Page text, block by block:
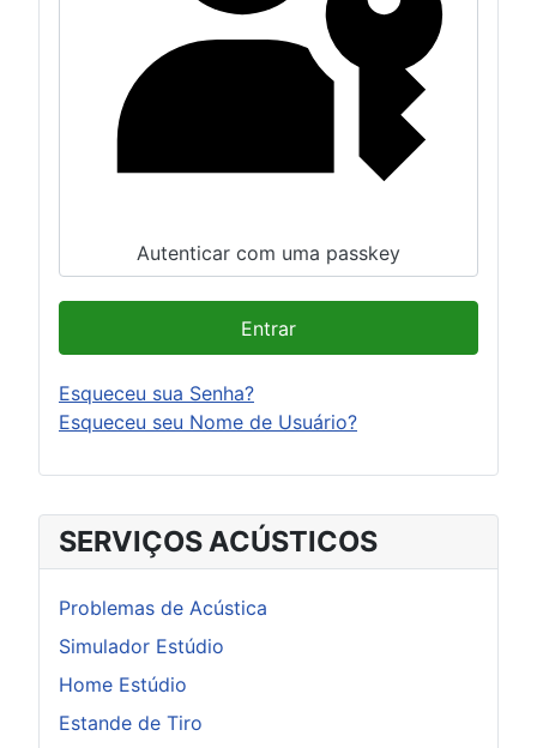
SERVIÇOS ACÚSTICOS
Problemas de Acústica
Simulador Estúdio
Home Estúdio
Estande de Tiro
Autenticar com uma passkey
Entrar
Esqueceu sua Senha?
Esqueceu seu Nome de Usuário?